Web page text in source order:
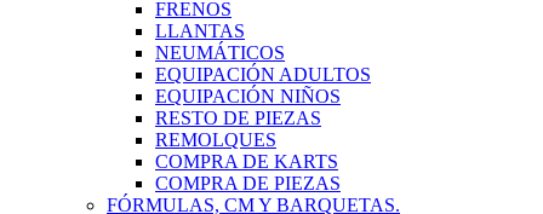
FRENOS
LLANTAS
NEUMÁTICOS
EQUIPACIÓN ADULTOS
EQUIPACIÓN NIÑOS
RESTO DE PIEZAS
REMOLQUES
COMPRA DE KARTS
COMPRA DE PIEZAS
FÓRMULAS, CM Y BARQUETAS.